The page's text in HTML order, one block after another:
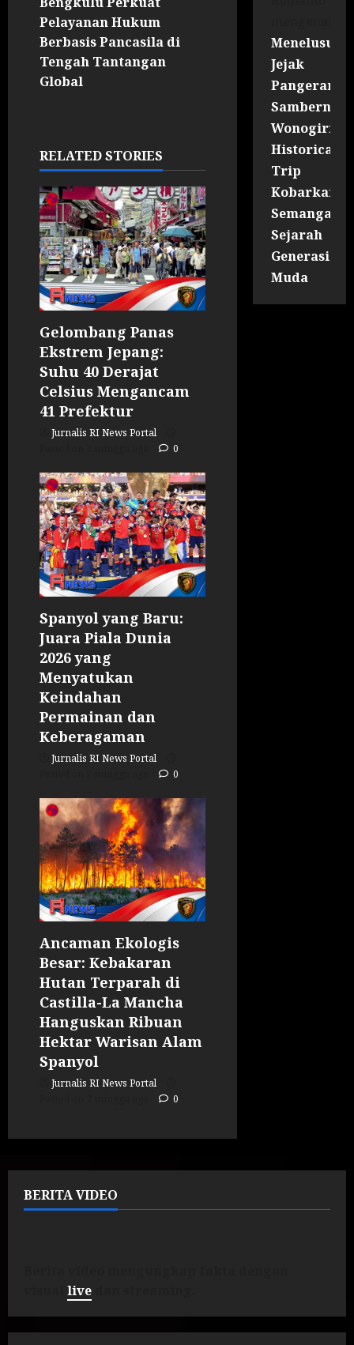
Pelayanan Hukum
Berbasis Pancasila di
Tengah Tantangan
Global
RELATED STORIES
Gelombang Panas
Ekstrem Jepang:
Suhu 40 Derajat
Celsius Mengancam
41 Prefektur
Jurnalis RI News Portal
0
Spanyol yang Baru:
Juara Piala Dunia
2026 yang
Menyatukan
Keindahan
Permainan dan
Keberagaman
Jurnalis RI News Portal
0
Ancaman Ekologis
Besar: Kebakaran
Hutan Terparah di
Castilla-La Mancha
Hanguskan Ribuan
Hektar Warisan Alam
Spanyol
Jurnalis RI News Portal
0
Menelusuri
Jejak
Pangeran
Wonogiri
Historical
Trip
Kobarkan
Semangat
Sejarah
Generasi
Muda
BERITA VIDEO
live